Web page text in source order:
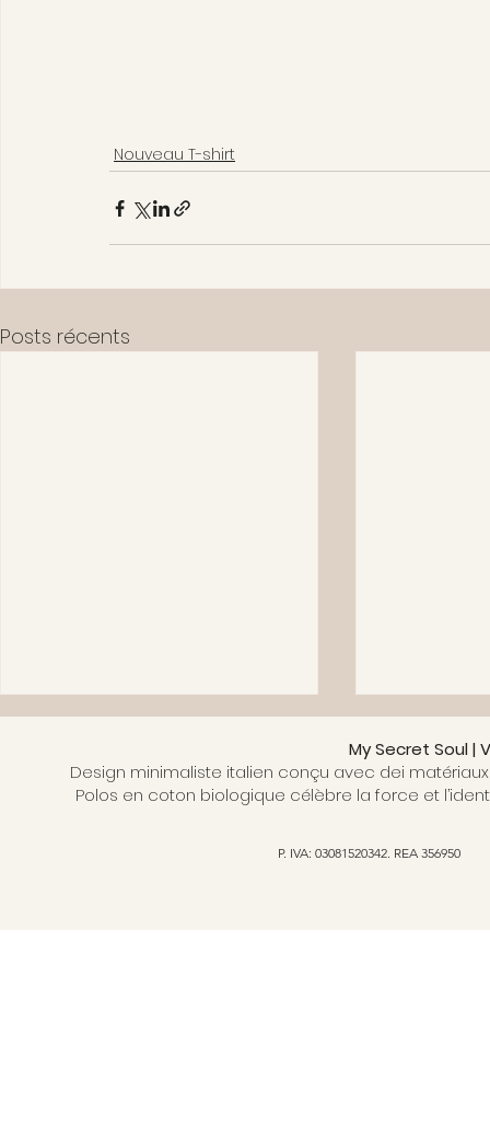
Nouveau T-shirt
Posts récents
My Secret Soul |
Design minimaliste italien conçu avec dei
Polos en coton biologique célèbre la force et
P. IVA: 03081520342. REA 356950